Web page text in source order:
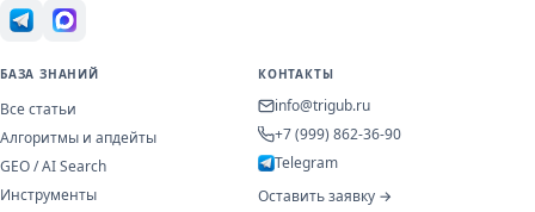
БАЗА ЗНАНИЙ
Все статьи
Алгоритмы и апдейты
GEO / AI Search
Инструменты
КОНТАКТЫ
info@trigub.ru
+7 (999) 862-36-90
Telegram
Оставить заявку →